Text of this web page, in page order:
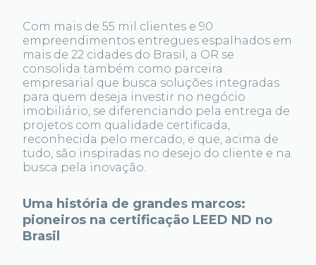
Com mais de 55 mil clientes e 90
empreendimentos entregues espalhados em
mais de 22 cidades do Brasil, a OR se
consolida também como parceira
empresarial que busca soluções integradas
para quem deseja investir no negócio
imobiliário, se diferenciando pela entrega de
projetos com qualidade certificada,
reconhecida pelo mercado, e que, acima de
tudo, são inspiradas no desejo do cliente e na
busca pela inovação.
Uma história de grandes marcos:
pioneiros na certificação LEED ND no
Brasil